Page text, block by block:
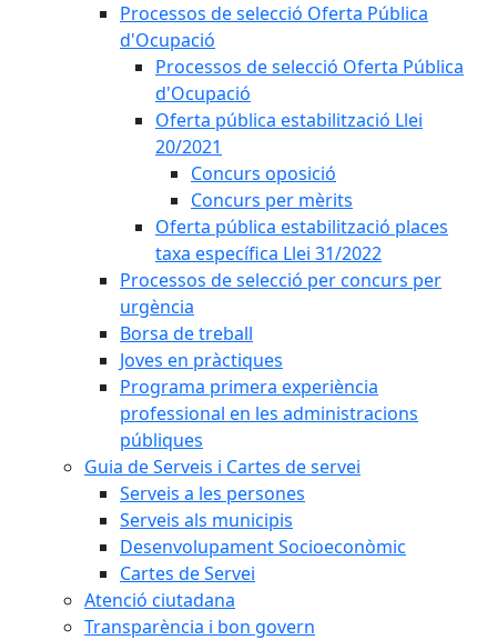
Processos de selecció Oferta Pública
d'Ocupació
Processos de selecció Oferta Pública
d'Ocupació
Oferta pública estabilització Llei
20/2021
Concurs oposició
Concurs per mèrits
Oferta pública estabilització places
taxa específica Llei 31/2022
Processos de selecció per concurs per
urgència
Borsa de treball
Joves en pràctiques
Programa primera experiència
professional en les administracions
públiques
Guia de Serveis i Cartes de servei
Serveis a les persones
Serveis als municipis
Desenvolupament Socioeconòmic
Cartes de Servei
Atenció ciutadana
Transparència i bon govern